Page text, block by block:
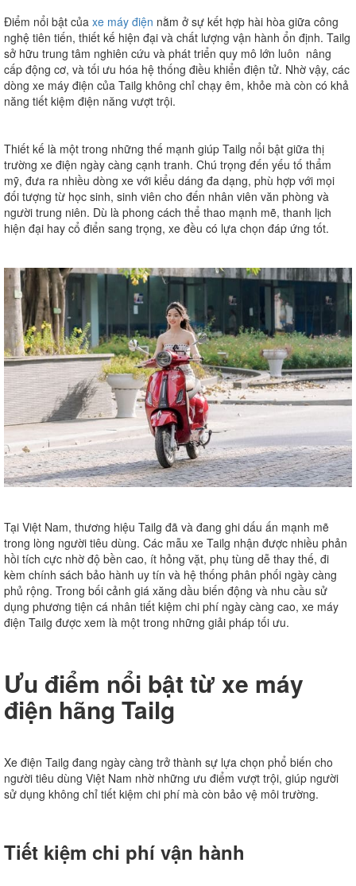
Điểm nổi bật của xe máy điện nằm ở sự kết hợp hài hòa giữa công
nghệ tiên tiến, thiết kế hiện đại và chất lượng vận hành ổn định. Tailg
sở hữu trung tâm nghiên cứu và phát triển quy mô lớn luôn nâng
cấp động cơ, và tối ưu hóa hệ thống điều khiển điện tử. Nhờ vậy, các
dòng xe máy điện của Tailg không chỉ chạy êm, khỏe mà còn có khả
năng tiết kiệm điện năng vượt trội.
Thiết kế là một trong những thế mạnh giúp Tailg nổi bật giữa thị
trường xe điện ngày càng cạnh tranh. Chú trọng đến yếu tố thẩm
mỹ, đưa ra nhiều dòng xe với kiểu dáng đa dạng, phù hợp với mọi
đối tượng từ học sinh, sinh viên cho đến nhân viên văn phòng và
người trung niên. Dù là phong cách thể thao mạnh mẽ, thanh lịch
hiện đại hay cổ điển sang trọng, xe đều có lựa chọn đáp ứng tốt.
Tại Việt Nam, thương hiệu Tailg đã và đang ghi dấu ấn mạnh mẽ
trong lòng người tiêu dùng. Các mẫu xe Tailg nhận được nhiều phản
hồi tích cực nhờ độ bền cao, ít hỏng vặt, phụ tùng dễ thay thế, đi
kèm chính sách bảo hành uy tín và hệ thống phân phối ngày càng
phủ rộng. Trong bối cảnh giá xăng dầu biến động và nhu cầu sử
dụng phương tiện cá nhân tiết kiệm chi phí ngày càng cao, xe máy
điện Tailg được xem là một trong những giải pháp tối ưu.
Ưu điểm nổi bật từ xe máy
điện hãng Tailg
Xe điện Tailg đang ngày càng trở thành sự lựa chọn phổ biến cho
người tiêu dùng Việt Nam nhờ những ưu điểm vượt trội, giúp người
sử dụng không chỉ tiết kiệm chi phí mà còn bảo vệ môi trường.
Tiết kiệm chi phí vận hành